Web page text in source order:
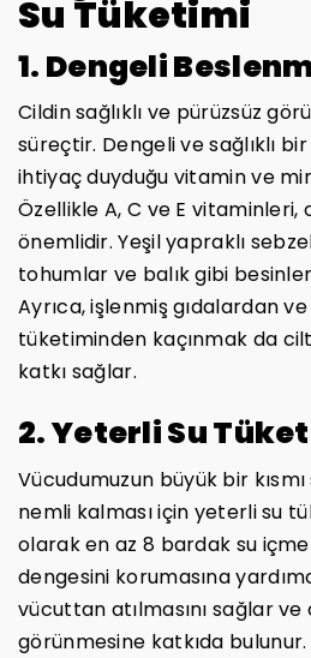
Su Tüketimi
1. Dengeli
Cildin sağlıklı ve pürüzsüz
süreçtir. Dengeli ve sağlıklı
ihtiyaç duyduğu vitamin ve
Özellikle A, C ve E vitaminleri,
önemlidir. Yeşil yapraklı
tohumlar ve balık gibi
Ayrıca, işlenmiş gıdalardan ve
tüketiminden kaçınmak da
katkı sağlar.
2. Yeterli Su
Vücudumuzun büyük bir
nemli kalması için yeterli su
olarak en az 8 bardak su
dengesini korumasına
vücuttan atılmasını sağlar ve
görünmesine katkıda bulunur.